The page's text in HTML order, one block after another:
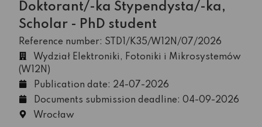
Doktorant/-ka Stypendysta/-ka,
Scholar - PhD student
Reference number: STD1/K35/W12N/07/2026
Wydział Elektroniki, Fotoniki i Mikrosystemów
(W12N)
Publication date: 24-07-2026
Documents submission deadline: 04-09-2026
Wrocław